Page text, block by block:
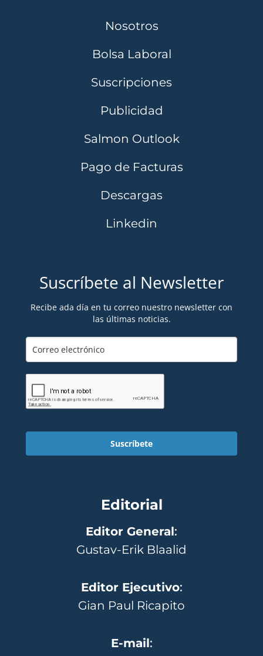
Nosotros
Bolsa Laboral
Suscripciones
Publicidad
Salmon Outlook
Pago de Facturas
Descargas
Linkedin
Suscríbete al Newsletter
Recibe ada día en tu correo nuestro newsletter con
las últimas noticias.
Suscríbete
Editorial
Editor General:
Gustav-Erik Blaalid
Editor Ejecutivo:
Gian Paul Ricapito
E-mail: